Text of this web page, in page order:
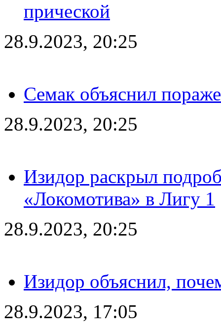
прической
28.9.2023, 20:25
Семак объяснил
28.9.2023, 20:25
Изидор раскрыл
«Локомотива» в Лигу 1
28.9.2023, 20:25
Изидор объяснил,
28.9.2023, 17:05